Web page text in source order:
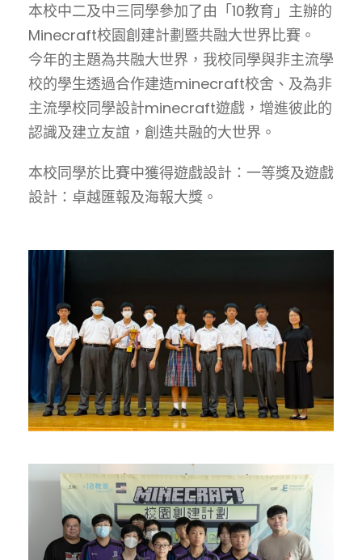
本校中二及中三同學參加了由「10教育」主辦的
Minecraft校園創建計劃暨共融大世界比賽。
今年的主題為共融大世界，我校同學與非主流學
校的學生透過合作建造minecraft校舍、及為非
主流學校同學設計minecraft遊戲，增進彼此的
認識及建立友誼，創造共融的大世界。
本校同學於比賽中獲得遊戲設計：一等獎及遊戲
設計：卓越匯報及海報大獎。